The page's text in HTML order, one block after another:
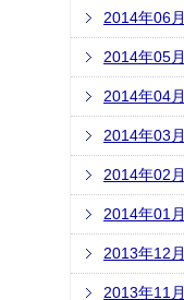
2014年06月
2014年05月
2014年04月
2014年03月
2014年02月
2014年01月
2013年12月
2013年11月